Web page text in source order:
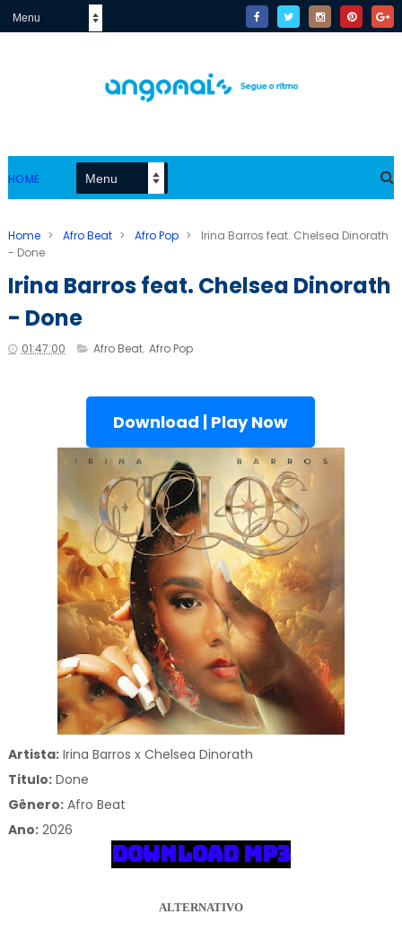
HOME
Home > Afro Beat > Afro Pop >
Irina Barros feat. Chelsea Dinorath
- Done
Irina Barros feat. Chelsea Dinorath
- Done
01:47:00 Afro Beat, Afro Pop
Download | Play Now
Artista:Irina Barros x Chelsea Dinorath
Titulo:Done
Gênero: Afro Beat
Ano:2026
DOWNLOAD MP3
ALTERNATIVO